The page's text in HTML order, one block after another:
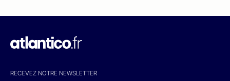
RECEVEZ NOTRE NEWSLETTER